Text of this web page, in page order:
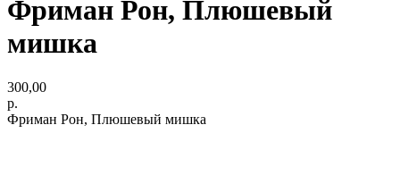
Фриман Рон, Плюшевый
мишка
300,00
р.
Фриман Рон, Плюшевый мишка